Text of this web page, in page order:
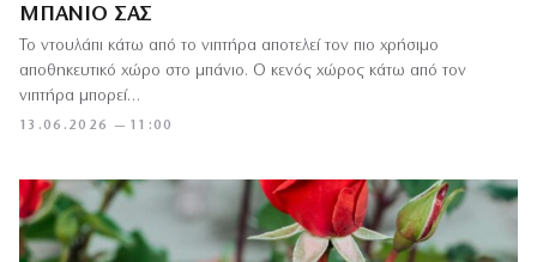
ΜΠΆΝΙΟ ΣΑΣ
13.06.2026 — 11:00
Το ντουλάπι κάτω από το νιπτήρα αποτελεί τον πιο χρήσιμο
αποθηκευτικό χώρο στο μπάνιο. Ο κενός χώρος κάτω από τον
νιπτήρα μπορεί…